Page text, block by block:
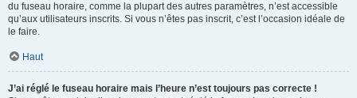
du fuseau horaire, comme la plupart des autres paramètres, n’est accessible
qu’aux utilisateurs inscrits. Si vous n’êtes pas inscrit, c’est l’occasion idéale de
le faire.
Haut
J’ai réglé le fuseau horaire mais l’heure n’est toujours pas correcte !